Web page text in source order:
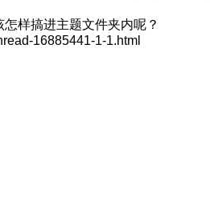
样搞进主题文件夹内呢？
16885441-1-1.html